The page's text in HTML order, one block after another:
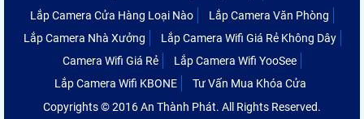
Lắp Camera Cửa Hàng Loại Nào
Lắp Camera Văn Phòng
Lắp Camera Nhà Xưởng
Lắp Camera Wifi Giá Rẻ Không Dây
Camera Wifi Giá Rẻ
Lắp Camera Wifi YooSee
Lắp Camera Wifi KBONE
Tư Vấn Mua Khóa Cửa
Copyrights © 2016 An Thành Phát. All Rights Reserved.